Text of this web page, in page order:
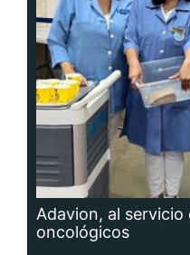
Adavion, al
oncológicos